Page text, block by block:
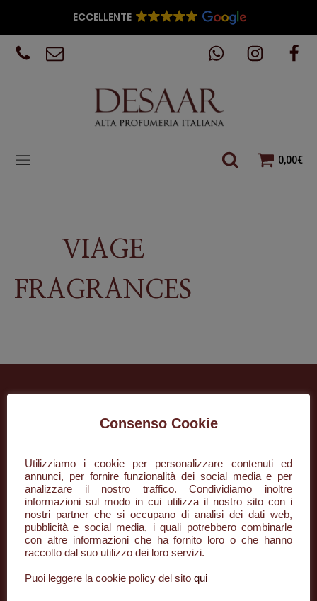
ECCELLENTE
0,00€
VIAGE
FRAGRANCES
+39 085 296134
info@desaar.it
Piazza della Rinascita, 50/3
Consenso Cookie
Utilizziamo i cookie per personalizzare contenuti ed
annunci, per fornire funzionalità dei social media e per
analizzare il nostro traffico. Condividiamo inoltre
informazioni sul modo in cui utilizza il nostro sito con i
nostri partner che si occupano di analisi dei dati web,
pubblicità e social media, i quali potrebbero combinarle
con altre informazioni che ha fornito loro o che hanno
raccolto dal suo utilizzo dei loro servizi.
Puoi leggere la cookie policy del sito qui